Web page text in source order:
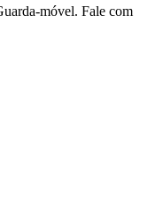
móvel. Fale com